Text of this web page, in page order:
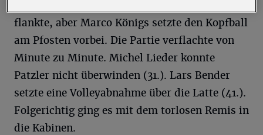
flankte, aber Marco Königs setzte den Kopfball
am Pfosten vorbei. Die Partie verflachte von
Minute zu Minute. Michel Lieder konnte
Patzler nicht überwinden (31.). Lars Bender
setzte eine Volleyabnahme über die Latte (41.).
Folgerichtig ging es mit dem torlosen Remis in
die Kabinen.